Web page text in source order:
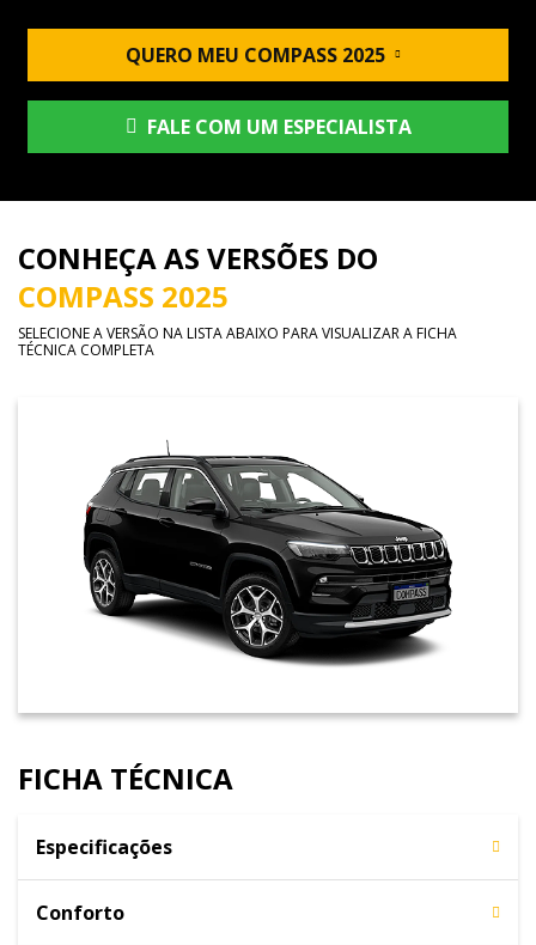
QUERO MEU COMPASS 2025
FALE COM UM ESPECIALISTA
CONHEÇA AS VERSÕES DO
COMPASS 2025
SELECIONE A VERSÃO NA LISTA ABAIXO PARA VISUALIZAR A FICHA
TÉCNICA COMPLETA
FICHA TÉCNICA
Especificações
Conforto